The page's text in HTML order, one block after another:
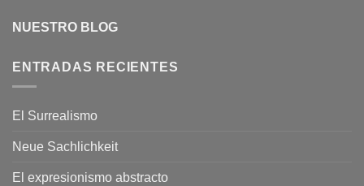
NUESTRO BLOG
ENTRADAS RECIENTES
El Surrealismo
Neue Sachlichkeit
El expresionismo abstracto